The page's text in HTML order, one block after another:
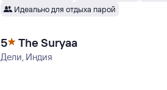
Идеально для отдыха парой
5 The Suryaa
Дели, Индия